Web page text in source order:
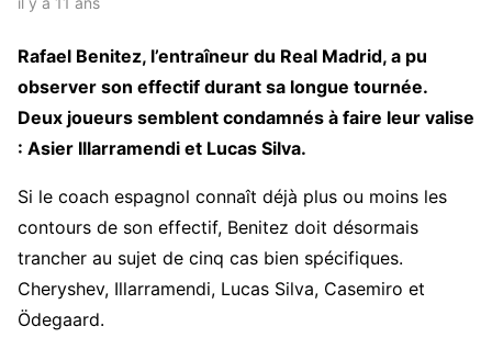
Rafael Benitez, l’entraîneur du Real Madrid, a pu
observer son effectif durant sa longue tournée.
Deux joueurs semblent condamnés à faire leur valise
: Asier Illarramendi et Lucas Silva.
Si le coach espagnol connaît déjà plus ou moins les
contours de son effectif, Benitez doit désormais
trancher au sujet de cinq cas bien spécifiques.
Cheryshev, Illarramendi, Lucas Silva, Casemiro et
Ödegaard.